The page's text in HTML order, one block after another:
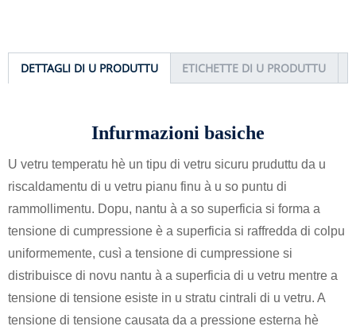
DETTAGLI DI U PRODUTTU ETICHETTE DI U PRODUTTU
Infurmazioni basiche
U vetru temperatu hè un tipu di vetru sicuru pruduttu da u
riscaldamentu di u vetru pianu finu à u so puntu di
rammollimentu. Dopu, nantu à a so superficia si forma a
tensione di cumpressione è a superficia si raffredda di colpu
uniformemente, cusì a tensione di cumpressione si
distribuisce di novu nantu à a superficia di u vetru mentre a
tensione di tensione esiste in u stratu cintrali di u vetru. A
tensione di tensione causata da a pressione esterna hè